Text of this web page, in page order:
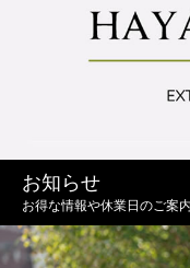
お知らせ
お得な情報や休業日のご案内